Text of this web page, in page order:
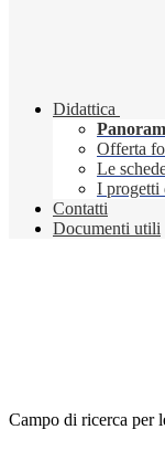
Didattica
Offerta
Le
I progetti
Contatti
Documenti utili
Campo di ricerca per